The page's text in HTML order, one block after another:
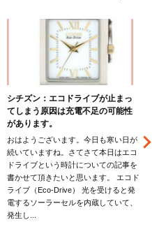
シチズン：エコドライブが止まっ
てしまう原因は充電不足の可能性
があります。
おはようございます。今日も寒い日が
続いていますね。さてさて本日はエコ
ドライブという時計についての記事を
書かせて頂きたいと思います。 エコド
ライブ（Eco-Drive） 光を受けると発
電するソーラーセルを内蔵していて、
発生し...